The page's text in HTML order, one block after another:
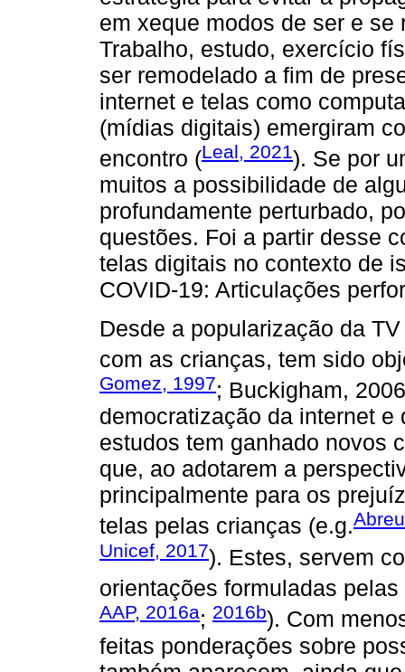
em xeque modos de ser e
Trabalho, estudo, exercício
ser remodelado a fim de
internet e telas como
(mídias digitais) emergiram
encontro (Leal, 2021). Se por
muitos a possibilidade de
profundamente perturbado,
questões. Foi a partir desse
telas digitais no contexto de
COVID-19: Articulações
Desde a popularização da
com as crianças, tem sido
Gomez, 1997; Buckigham,
democratização da internet
estudos tem ganhado novos
que, ao adotarem a
principalmente para os
telas pelas crianças (e.g.
Unicef, 2017). Estes, servem
orientações formuladas
AAP, 2016a; 2016b). Com
feitas ponderações sobre